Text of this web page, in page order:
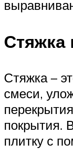
Стяжка
Стяжка –
смеси,
покрытия.
плитку с